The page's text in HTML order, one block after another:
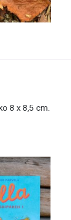
8 x 8,5 cm.